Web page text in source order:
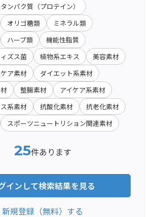
タンパク質（プロテイン）
オリゴ糖類 ミネラル類
ハーブ類 機能性脂質
ズス菌 植物系エキス 美容素材
ア素材 ダイエット系素材
整腸素材 アイケア系素材
系素材 抗酸化素材 抗老化素材
スポーツニュートリション関連素材
25件あります
インして検索結果を見る
新規登録（無料）する